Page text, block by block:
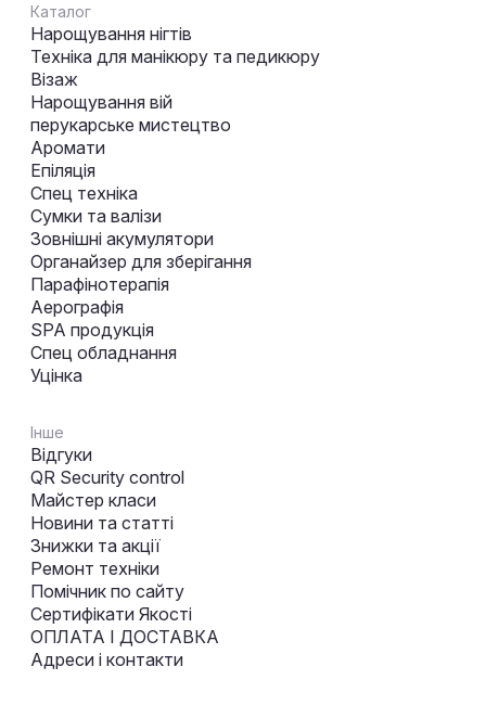
Каталог
Нарощування нігтів
Техніка для манікюру та педикюру
Візаж
Нарощування вій
перукарське мистецтво
Аромати
Епіляція
Спец техніка
Сумки та валізи
Зовнішні акумулятори
Органайзер для зберігання
Парафінотерапія
Аерографія
SPA продукція
Спец обладнання
Уцінка
Інше
Відгуки
QR Security control
Майстер класи
Новини та статті
Знижки та акції
Ремонт техніки
Помічник по сайту
Сертифікати Якості
ОПЛАТА І ДОСТАВКА
Адреси і контакти